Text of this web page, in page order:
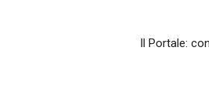
Il Portale: